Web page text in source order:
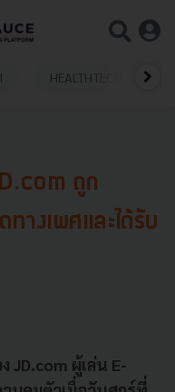
HEALTHTECH
ถูก
างเพศและได้รับ
JD.com ผู้เล่น E-